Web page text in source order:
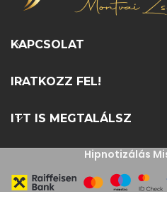
KAPCSOLAT
IRATKOZZ FEL!
ITT IS MEGTALÁLSZ
Hipnotizálás